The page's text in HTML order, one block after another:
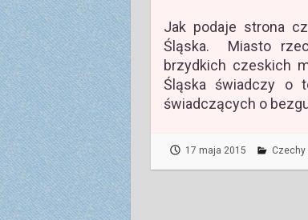
Jak podaje strona
Śląska. Miasto
brzydkich czeskich
Śląska świadczy o
świadczących o
17 maja 2015 Czechy